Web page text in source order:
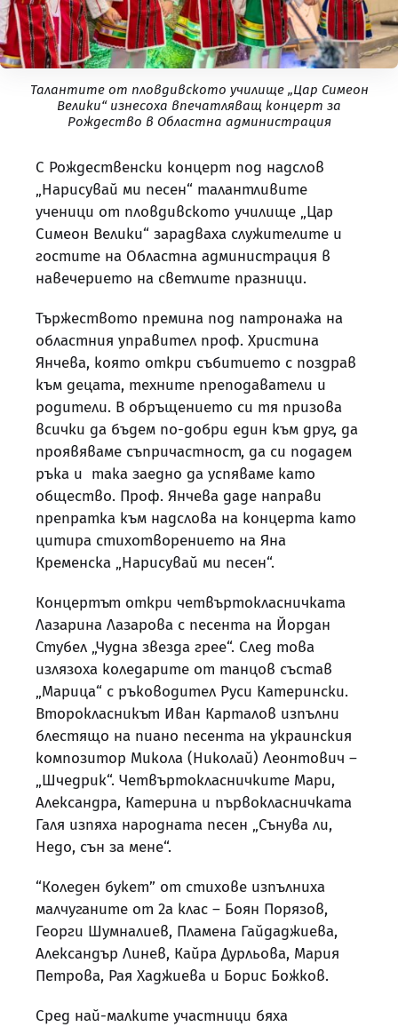
Талантите от пловдивското училище „Цар Симеон
Велики“ изнесоха впечатляващ концерт за
Рождество в Областна администрация
С Рождественски концерт под надслов
„Нарисувай ми песен“ талантливите
ученици от пловдивското училище „Цар
Симеон Велики“ зарадваха служителите и
гостите на Областна администрация в
навечерието на светлите празници.
Тържеството премина под патронажа на
областния управител проф. Христина
Янчева, която откри събитието с поздрав
към децата, техните преподаватели и
родители. В обръщението си тя призова
всички да бъдем по-добри един към друг, да
проявяваме съпричастност, да си подадем
ръка и така заедно да успяваме като
общество. Проф. Янчева даде направи
препратка към надслова на концерта като
цитира стихотворението на Яна
Кременска „Нарисувай ми песен“.
Концертът откри четвъртокласничката
Лазарина Лазарова с песента на Йордан
Стубел „Чудна звезда грее“. След това
излязоха коледарите от танцов състав
„Марица“ с ръководител Руси Катерински.
Второкласникът Иван Карталов изпълни
блестящо на пиано песента на украинския
композитор Микола (Николай) Леонтович –
„Шчедрик“. Четвъртокласничките Мари,
Александра, Катерина и първокласничката
Галя изпяха народната песен „Сънува ли,
Недо, сън за мене“.
“Коледен букет” от стихове изпълниха
малчуганите от 2а клас – Боян Порязов,
Георги Шумналиев, Пламена Гайдаджиева,
Александър Линев, Кайра Дурльова, Мария
Петрова, Рая Хаджиева и Борис Божков.
Сред най-малките участници бяха